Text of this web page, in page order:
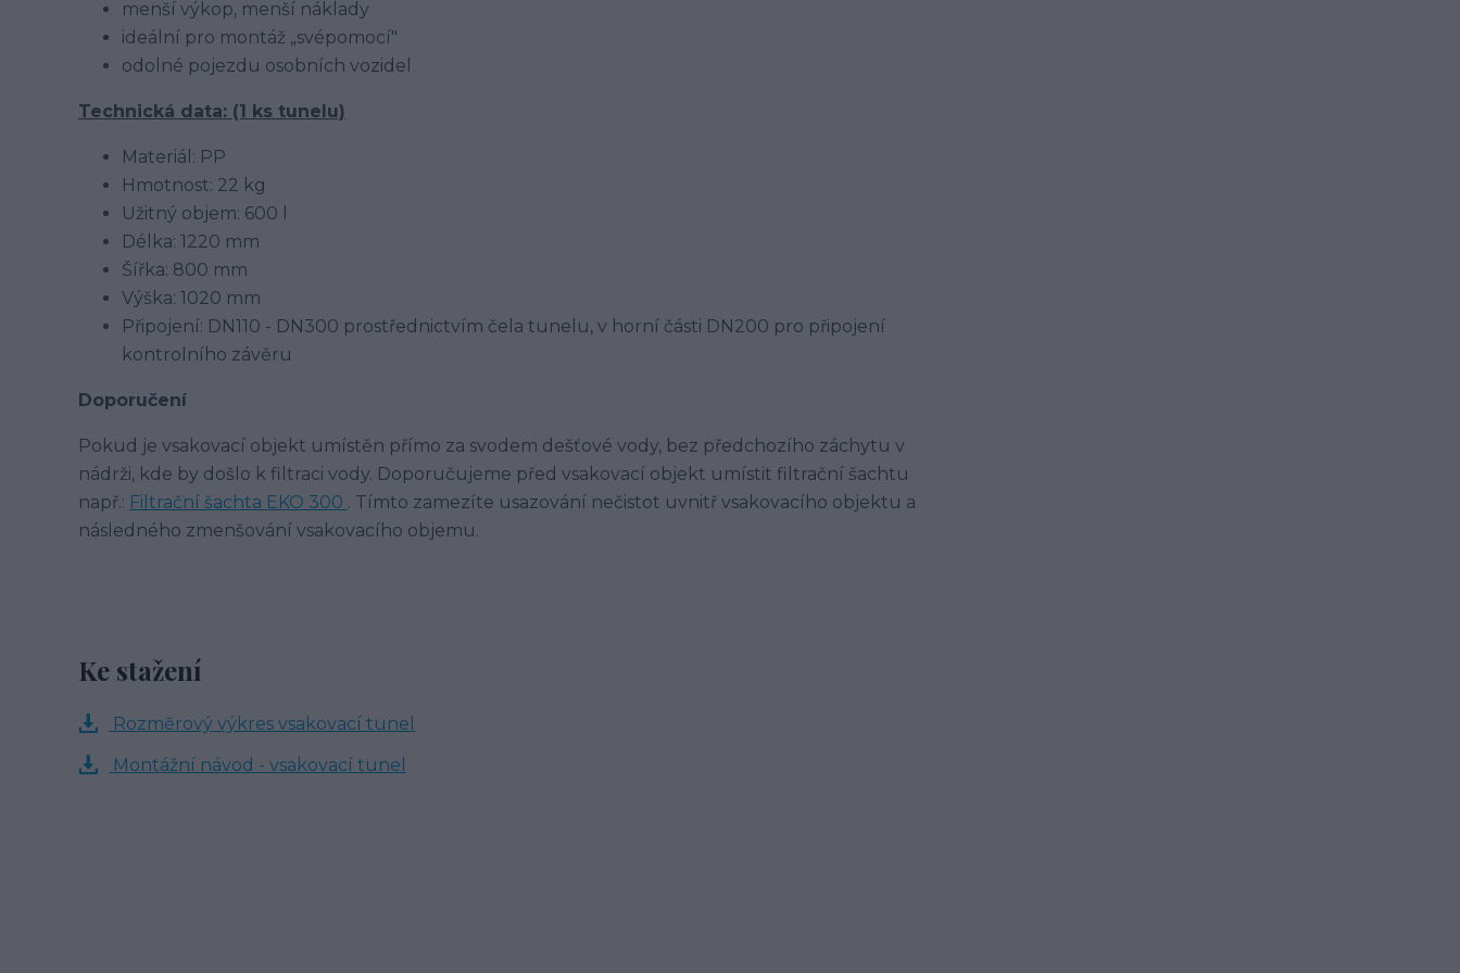
menší výkop, menší náklady
ideální pro montáž „svépomocí"
odolné pojezdu osobních vozidel
Technická data: (1 ks tunelu)
Materiál: PP
Hmotnost: 22 kg
Užitný objem: 600 l
Délka: 1220 mm
Šířka: 800 mm
Výška: 1020 mm
Připojení: DN110 - DN300 prostřednictvím čela tunelu, v horní části DN200 pro připojení
kontrolního závěru
Doporučení
Pokud je vsakovací objekt umístěn přímo za svodem dešťové vody, bez předchozího záchytu v
nádrži, kde by došlo k filtraci vody. Doporučujeme před vsakovací objekt umístit filtrační šachtu
např.: Filtrační šachta EKO 300 . Tímto zamezíte usazování nečistot uvnitř vsakovacího objektu a
následného zmenšování vsakovacího objemu.
Ke stažení
Rozměrový výkres vsakovací tunel
Montážní návod - vsakovací tunel